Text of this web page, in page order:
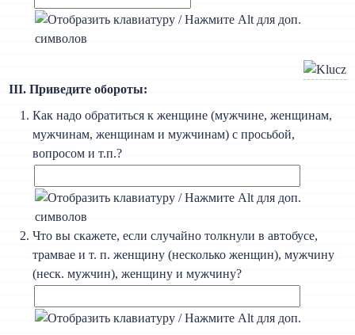
III. Приведите обороты:
Как надо обратиться к женщине (мужчине, женщинам,
мужчинам, женщинам и мужчинам) с просьбой,
вопросом и т.п.?
Что вы скажете, если случайно толкнули в автобусе,
трамвае и т. п. женщину (несколько женщин), мужчину
(неск. мужчин), женщину и мужчину?